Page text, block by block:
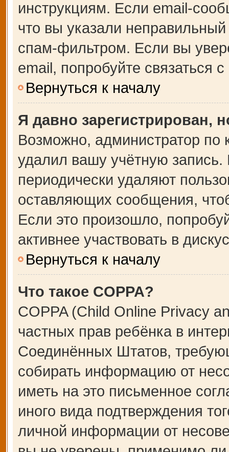
инструкциям. Если email-
что вы указали
спам-фильтром. Если вы
email, попробуйте связаться
Вернуться к началу
Я давно зарегистрирован,
Возможно, администратор по
удалил вашу учётную
периодически удаляют
оставляющих сообщения,
Если это произошло,
активнее участвовать в
Вернуться к началу
Что такое COPPA?
COPPA (Child Online Privacy
частных прав ребёнка в
Соединённых Штатов,
собирать информацию от
иметь на это письменное
иного вида подтверждения
личной информации от